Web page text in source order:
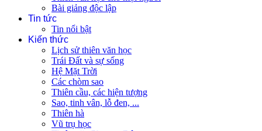
Bài giảng độc lập
Tin tức
Tin nổi bật
Kiến thức
Lịch sử thiên văn học
Trái Đất và sự sống
Hệ Mặt Trời
Các chòm sao
Thiên cầu, các hiện tượng
Sao, tinh vân, lỗ đen, ...
Thiên hà
Vũ trụ học